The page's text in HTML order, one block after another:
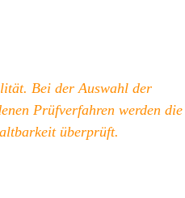
Bei der Auswahl der
Prüfverfahren werden die
überprüft.